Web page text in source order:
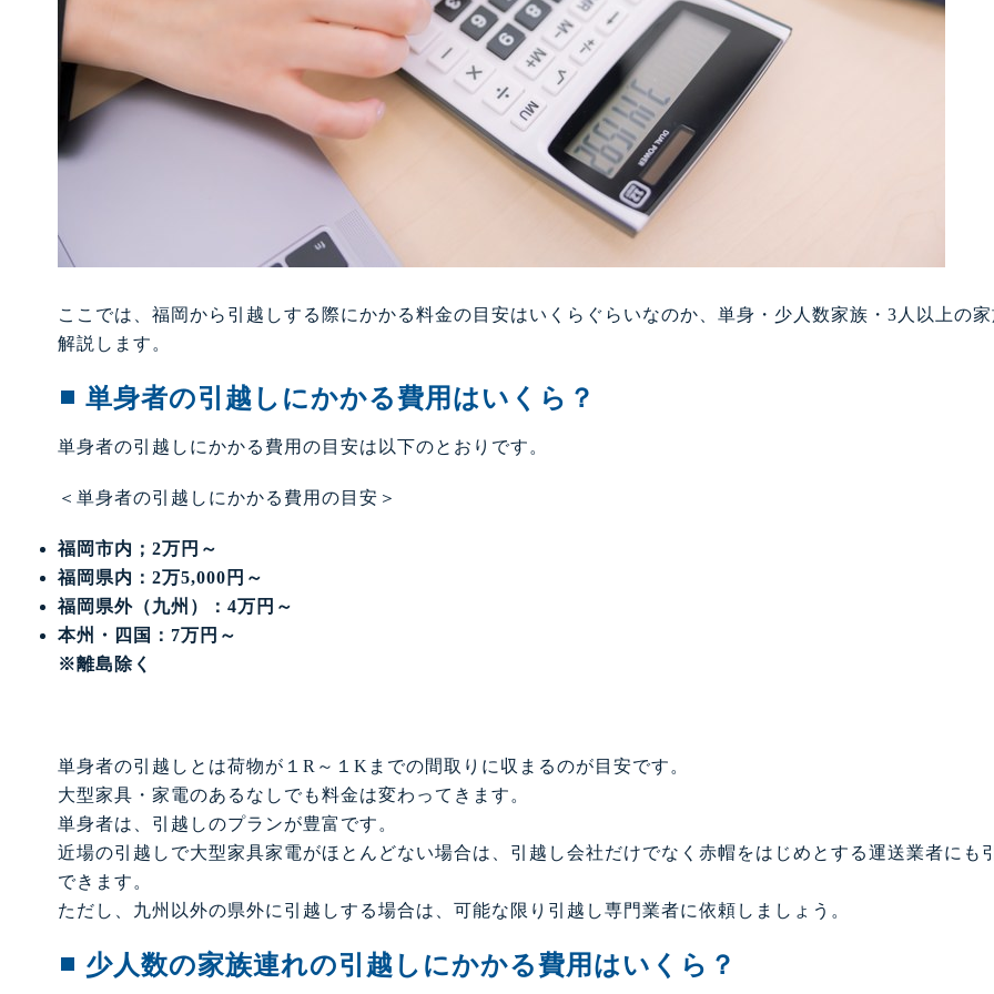
ここでは、福岡から引越しする際にかかる料金の目安はいくらぐらいなのか、単身・少人数家族・3人以上の
解説します。
単身者の引越しにかかる費用はいくら？
単身者の引越しにかかる費用の目安は以下のとおりです。
＜単身者の引越しにかかる費用の目安＞
福岡市内；2万円～
福岡県内：2万5,000円～
福岡県外（九州）：4万円～
本州・四国：7万円～
※離島除く
単身者の引越しとは荷物が１R～１Kまでの間取りに収まるのが目安です。
大型家具・家電のあるなしでも料金は変わってきます。
単身者は、引越しのプランが豊富です。
近場の引越しで大型家具家電がほとんどない場合は、引越し会社だけでなく赤帽をはじめとする運送業者にも
できます。
ただし、九州以外の県外に引越しする場合は、可能な限り引越し専門業者に依頼しましょう。
少人数の家族連れの引越しにかかる費用はいくら？